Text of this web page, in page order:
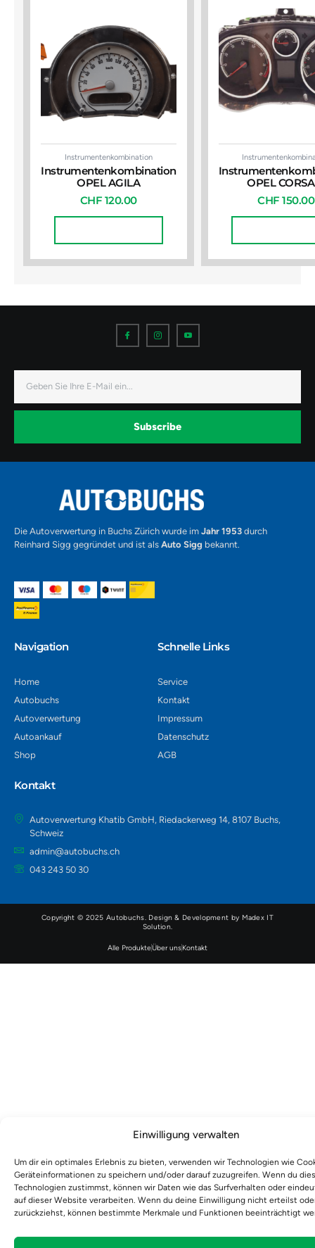
Einwilligung verwalten
Um dir ein optimales Erlebnis zu bieten, verwenden wir Technologien wie
Geräteinformationen zu speichern und/oder darauf zuzugreifen. Wenn du
Technologien zustimmst, können wir Daten wie das Surfverhalten oder
auf dieser Website verarbeiten. Wenn du deine Einwilligung nicht erteilst
zurückziehst, können bestimmte Merkmale und Funktionen beeinträchtigt
Instrumentenkombination
Instrumentenkombination
OPEL AGILA
CHF 120.00
OPEL
CHF 150.00
I
c
e
o
o
I
c
g
r
m
1
I
c
b
e
Mail
Subscribe
Die Autoverwertung in Buchs Zürich wurde im Jahr 1953durch
Reinhard Sigg gegründet und ist als Auto Sigg bekannt.
Navigation​
Home
Autobuchs
Autoverwertung
Autoankauf
Shop
Schnelle Links
Service
Kontakt
Impressum
Datenschutz
AGB
Kontakt
Autoverwertung Khatib GmbH, Riedackerweg 14, 8107 Buchs,
Schweiz
admin@autobuchs.ch
043 243 50 30
Copyright © 2025 Autobuchs. Design & Development by Madex IT
Solution.
Alle ProdukteÜber unsKontakt